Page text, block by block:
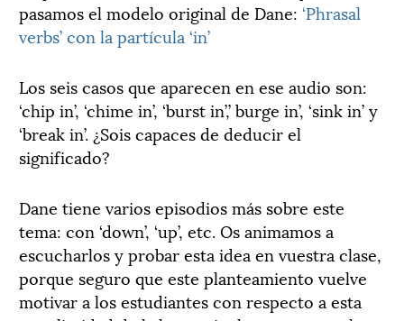
pasamos el modelo original de Dane: ‘Phrasal
verbs’ con la partícula ‘in’
Los seis casos que aparecen en ese audio son:
‘chip in’, ‘chime in’, ‘burst in’,’ burge in’, ‘sink in’ y
‘break in’. ¿Sois capaces de deducir el
significado?
Dane tiene varios episodios más sobre este
tema: con ‘down’, ‘up’, etc. Os animamos a
escucharlos y probar esta idea en vuestra clase,
porque seguro que este planteamiento vuelve
motivar a los estudiantes con respecto a esta